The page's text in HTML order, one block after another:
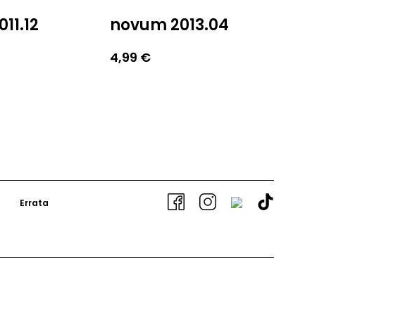
novum 2013.04
4,99 €
Errata